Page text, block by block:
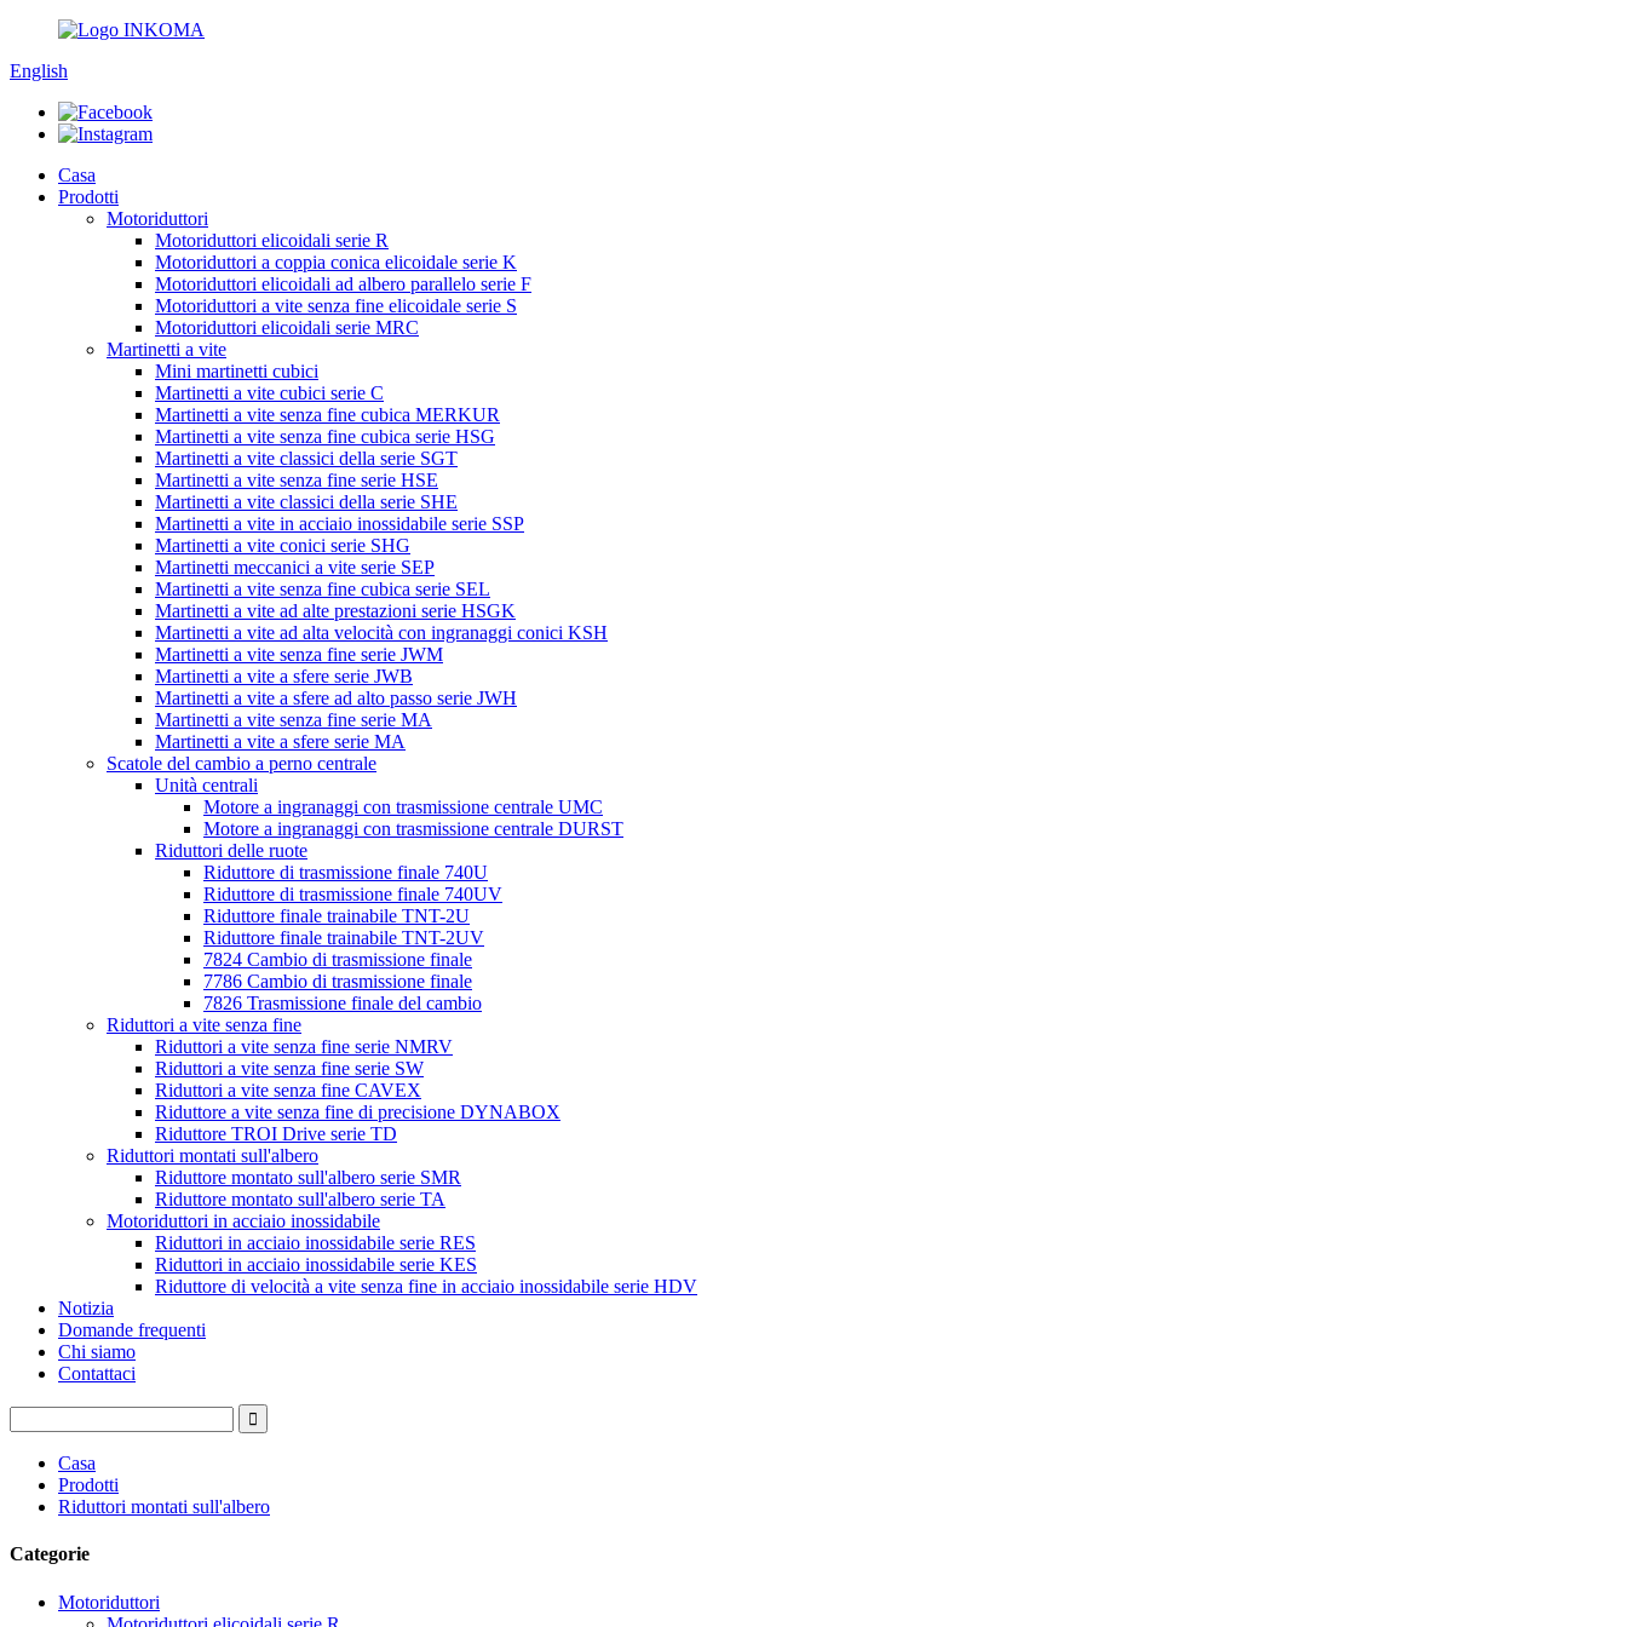
English
Casa
Prodotti
Motoriduttori
Motoriduttori elicoidali serie R
Motoriduttori a coppia conica elicoidale serie K
Motoriduttori elicoidali ad albero parallelo serie F
Motoriduttori a vite senza fine elicoidale serie S
Motoriduttori elicoidali serie MRC
Martinetti a vite
Mini martinetti cubici
Martinetti a vite cubici serie C
Martinetti a vite senza fine cubica MERKUR
Martinetti a vite senza fine cubica serie HSG
Martinetti a vite classici della serie SGT
Martinetti a vite senza fine serie HSE
Martinetti a vite classici della serie SHE
Martinetti a vite in acciaio inossidabile serie SSP
Martinetti a vite conici serie SHG
Martinetti meccanici a vite serie SEP
Martinetti a vite senza fine cubica serie SEL
Martinetti a vite ad alte prestazioni serie HSGK
Martinetti a vite ad alta velocità con ingranaggi conici KSH
Martinetti a vite senza fine serie JWM
Martinetti a vite a sfere serie JWB
Martinetti a vite a sfere ad alto passo serie JWH
Martinetti a vite senza fine serie MA
Martinetti a vite a sfere serie MA
Scatole del cambio a perno centrale
Unità centrali
Motore a ingranaggi con trasmissione centrale UMC
Motore a ingranaggi con trasmissione centrale DURST
Riduttori delle ruote
Riduttore di trasmissione finale 740U
Riduttore di trasmissione finale 740UV
Riduttore finale trainabile TNT-2U
Riduttore finale trainabile TNT-2UV
7824 Cambio di trasmissione finale
7786 Cambio di trasmissione finale
7826 Trasmissione finale del cambio
Riduttori a vite senza fine
Riduttori a vite senza fine serie NMRV
Riduttori a vite senza fine serie SW
Riduttori a vite senza fine CAVEX
Riduttore a vite senza fine di precisione DYNABOX
Riduttore TROI Drive serie TD
Riduttori montati sull'albero
Riduttore montato sull'albero serie SMR
Riduttore montato sull'albero serie TA
Motoriduttori in acciaio inossidabile
Riduttori in acciaio inossidabile serie RES
Riduttori in acciaio inossidabile serie KES
Riduttore di velocità a vite senza fine in acciaio inossidabile serie HDV
Notizia
Domande frequenti
Chi siamo
Contattaci
Casa
Prodotti
Riduttori montati sull'albero
Categorie
Motoriduttori